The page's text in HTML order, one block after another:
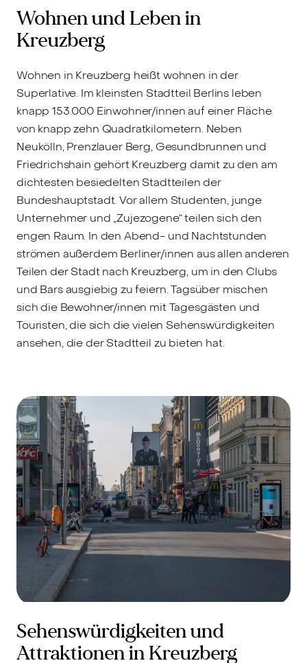
Wohnen und Leben in
Kreuzberg
Wohnen in Kreuzberg heißt wohnen in der
Superlative. Im kleinsten Stadtteil Berlins leben
knapp 153.000 Einwohner/innen auf einer Fläche
von knapp zehn Quadratkilometern. Neben
Neukölln, Prenzlauer Berg, Gesundbrunnen und
Friedrichshain gehört Kreuzberg damit zu den am
dichtesten besiedelten Stadtteilen der
Bundeshauptstadt. Vor allem Studenten, junge
Unternehmer und „Zujezogene“ teilen sich den
engen Raum. In den Abend- und Nachtstunden
strömen außerdem Berliner/innen aus allen anderen
Teilen der Stadt nach Kreuzberg, um in den Clubs
und Bars ausgiebig zu feiern. Tagsüber mischen
sich die Bewohner/innen mit Tagesgästen und
Touristen, die sich die vielen Sehenswürdigkeiten
ansehen, die der Stadtteil zu bieten hat.
Sehenswürdigkeiten und
Attraktionen in Kreuzberg